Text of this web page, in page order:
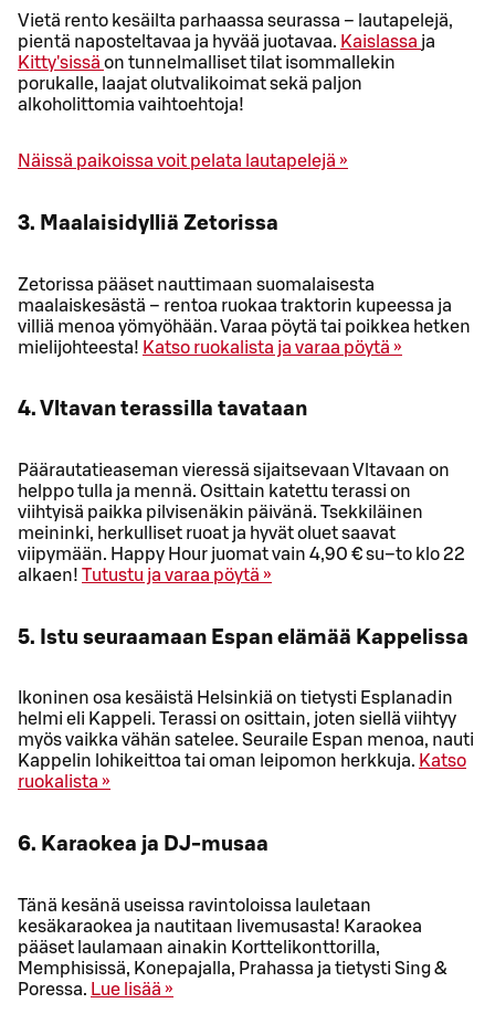
Vietä rento kesäilta parhaassa seurassa – lautapelejä,
pientä naposteltavaa ja hyvää juotavaa. Kaislassa ja
Kitty'sissä on tunnelmalliset tilat isommallekin
porukalle, laajat olutvalikoimat sekä paljon
alkoholittomia vaihtoehtoja!
Näissä paikoissa voit pelata lautapelejä »
3. Maalaisidylliä Zetorissa
Zetorissa pääset nauttimaan suomalaisesta
maalaiskesästä – rentoa ruokaa traktorin kupeessa ja
villiä menoa yömyöhään. Varaa pöytä tai poikkea hetken
mielijohteesta! Katso ruokalista ja varaa pöytä »
4. Vltavan terassilla tavataan
Päärautatieaseman vieressä sijaitsevaan Vltavaan on
helppo tulla ja mennä. Osittain katettu terassi on
viihtyisä paikka pilvisenäkin päivänä. Tsekkiläinen
meininki, herkulliset ruoat ja hyvät oluet saavat
viipymään. Happy Hour juomat vain 4,90 € su–to klo 22
alkaen! Tutustu ja varaa pöytä »
5. Istu seuraamaan Espan elämää Kappelissa
Ikoninen osa kesäistä Helsinkiä on tietysti Esplanadin
helmi eli Kappeli. Terassi on osittain, joten siellä viihtyy
myös vaikka vähän satelee. Seuraile Espan menoa, nauti
Kappelin lohikeittoa tai oman leipomon herkkuja. Katso
ruokalista »
6. Karaokea ja DJ-musaa
Tänä kesänä useissa ravintoloissa lauletaan
kesäkaraokea ja nautitaan livemusasta! Karaokea
pääset laulamaan ainakin Korttelikonttorilla,
Memphisissä, Konepajalla, Prahassa ja tietysti Sing &
Poressa. Lue lisää »